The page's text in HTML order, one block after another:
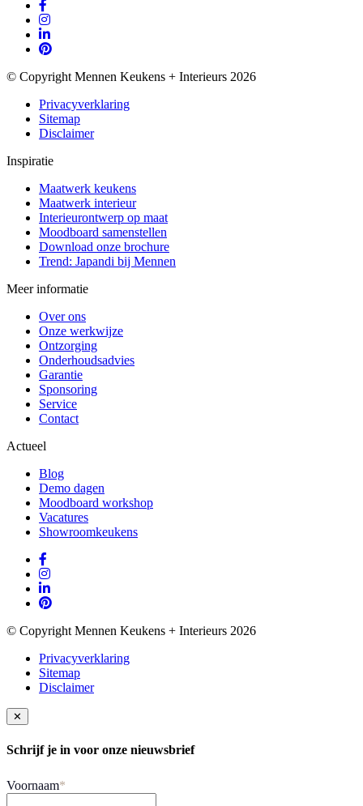
© Copyright Mennen Keukens + Interieurs 2026
Privacyverklaring
Sitemap
Disclaimer
Inspiratie
Maatwerk keukens
Maatwerk interieur
Interieurontwerp op maat
Moodboard samenstellen
Download onze brochure
Trend: Japandi bij Mennen
Meer informatie
Over ons
Onze werkwijze
Ontzorging
Onderhoudsadvies
Garantie
Sponsoring
Service
Contact
Actueel
Blog
Demo dagen
Moodboard workshop
Vacatures
Showroomkeukens
© Copyright Mennen Keukens + Interieurs 2026
Privacyverklaring
Sitemap
Disclaimer
✕
Schrijf je in voor onze nieuwsbrief
Voornaam*